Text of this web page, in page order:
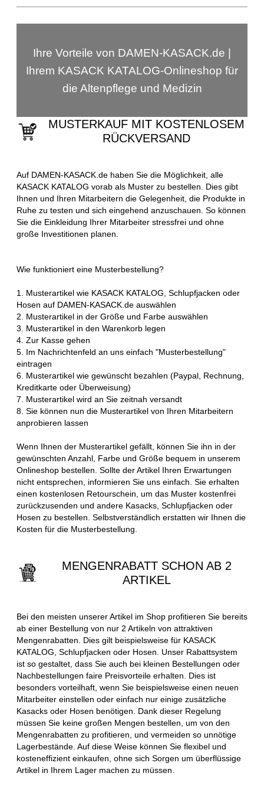
Ihre Vorteile von DAMEN-KASACK.de |
Ihrem KASACK KATALOG-Onlineshop für
die Altenpflege und Medizin
MUSTERKAUF MIT KOSTENLOSEM
RÜCKVERSAND
Auf DAMEN-KASACK.de haben Sie die Möglichkeit, alle
KASACK KATALOG vorab als Muster zu bestellen. Dies gibt
Ihnen und Ihren Mitarbeitern die Gelegenheit, die Produkte in
Ruhe zu testen und sich eingehend anzuschauen. So können
Sie die Einkleidung Ihrer Mitarbeiter stressfrei und ohne
große Investitionen planen.
Wie funktioniert eine Musterbestellung?
1. Musterartikel wie KASACK KATALOG, Schlupfjacken oder
Hosen auf DAMEN-KASACK.de auswählen
2. Musterartikel in der Größe und Farbe auswählen
3. Musterartikel in den Warenkorb legen
4. Zur Kasse gehen
5. Im Nachrichtenfeld an uns einfach "Musterbestellung"
eintragen
6. Musterartikel wie gewünscht bezahlen (Paypal, Rechnung,
Kreditkarte oder Überweisung)
7. Musterartikel wird an Sie zeitnah versandt
8. Sie können nun die Musterartikel von Ihren Mitarbeitern
anprobieren lassen
Wenn Ihnen der Musterartikel gefällt, können Sie ihn in der
gewünschten Anzahl, Farbe und Größe bequem in unserem
Onlineshop bestellen. Sollte der Artikel Ihren Erwartungen
nicht entsprechen, informieren Sie uns einfach. Sie erhalten
einen kostenlosen Retourschein, um das Muster kostenfrei
zurückzusenden und andere Kasacks, Schlupfjacken oder
Hosen zu bestellen. Selbstverständlich erstatten wir Ihnen die
Kosten für die Musterbestellung.
MENGENRABATT SCHON AB 2
ARTIKEL
Bei den meisten unserer Artikel im Shop profitieren Sie bereits
ab einer Bestellung von nur 2 Artikeln von attraktiven
Mengenrabatten. Dies gilt beispielsweise für KASACK
KATALOG, Schlupfjacken oder Hosen. Unser Rabattsystem
ist so gestaltet, dass Sie auch bei kleinen Bestellungen oder
Nachbestellungen faire Preisvorteile erhalten. Dies ist
besonders vorteilhaft, wenn Sie beispielsweise einen neuen
Mitarbeiter einstellen oder einfach nur einige zusätzliche
Kasacks oder Hosen benötigen. Dank dieser Regelung
müssen Sie keine großen Mengen bestellen, um von den
Mengenrabatten zu profitieren, und vermeiden so unnötige
Lagerbestände. Auf diese Weise können Sie flexibel und
kosteneffizient einkaufen, ohne sich Sorgen um überflüssige
Artikel in Ihrem Lager machen zu müssen.